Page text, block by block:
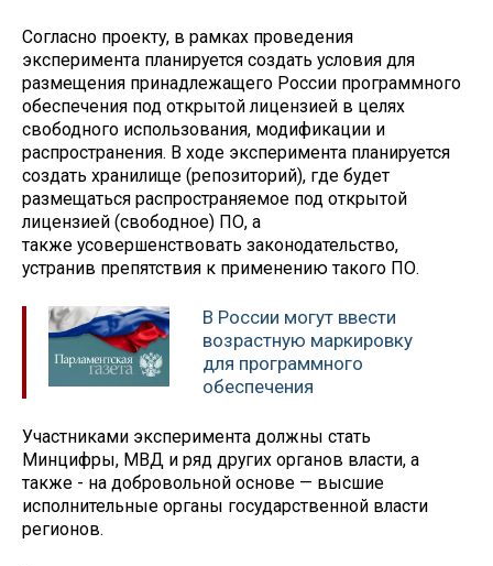
Согласно проекту, в рамках проведения
эксперимента планируется создать условия для
размещения принадлежащего России программного
обеспечения под открытой лицензией в целях
свободного использования, модификации и
распространения. В ходе эксперимента планируется
создать хранилище (репозиторий), где будет
размещаться распространяемое под открытой
лицензией (свободное) ПО, а
также усовершенствовать законодательство,
устранив препятствия к применению такого ПО.
В России могут ввести
возрастную маркировку
для программного
обеспечения
Участниками эксперимента должны стать
Минцифры, МВД и ряд других органов власти, а
также - на добровольной основе — высшие
исполнительные органы государственной власти
регионов.